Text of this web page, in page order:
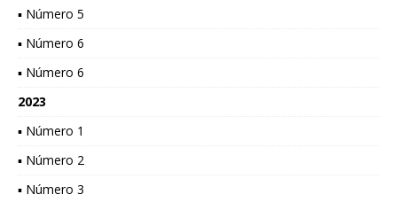
▪ Número 5
▪ Número 6
▪ Número 6
2023
▪ Número 1
▪ Número 2
▪ Número 3